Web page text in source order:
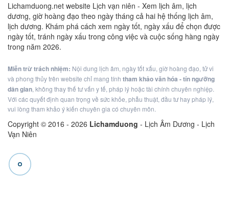
Lichamduong.net website Lịch vạn niên - Xem lịch âm, lịch
dương, giờ hoàng đạo theo ngày tháng cả hai hệ thống lịch âm,
lịch dương. Khám phá cách xem ngày tốt, ngày xấu để chọn được
ngày tốt, tránh ngày xấu trong công việc và cuộc sống hàng ngày
trong năm 2026.
Miễn trừ trách nhiệm: Nội dung lịch âm, ngày tốt xấu, giờ hoàng đạo, tử vi
và phong thủy trên website chỉ mang tính tham khảo văn hóa - tín ngưỡng
dân gian, không thay thế tư vấn y tế, pháp lý hoặc tài chính chuyên nghiệp.
Với các quyết định quan trọng về sức khỏe, phẫu thuật, đầu tư hay pháp lý,
vui lòng tham khảo ý kiến chuyên gia có chuyên môn.
Copyright © 2016 - 2026 Lichamduong - Lịch Âm Dương - Lịch
Vạn Niên